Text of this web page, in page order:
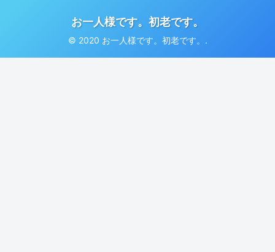
お一人様です。初老です。
© 2020 お一人様です。初老です。.